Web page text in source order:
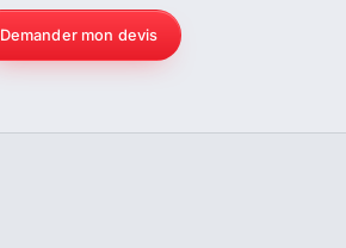
Demander mon devis